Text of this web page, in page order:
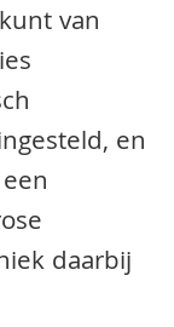
van
en
daarbij